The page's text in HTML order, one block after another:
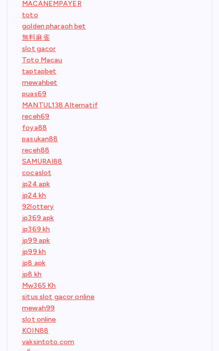
MACANEMPAYER
toto
golden pharaoh bet
無料麻雀
slot gacor
Toto Macau
taptapbet
mewahbet
puas69
MANTUL138 Alternatif
receh69
foya88
pasukan88
receh88
SAMURAI88
cocaslot
jp24 apk
jp24 kh
92lottery
jp369 apk
jp369 kh
jp99 apk
jp99 kh
jp8 apk
jp8 kh
Mw365 Kh
situs slot gacor online
mewah99
slot online
KOIN88
vaksintoto.com